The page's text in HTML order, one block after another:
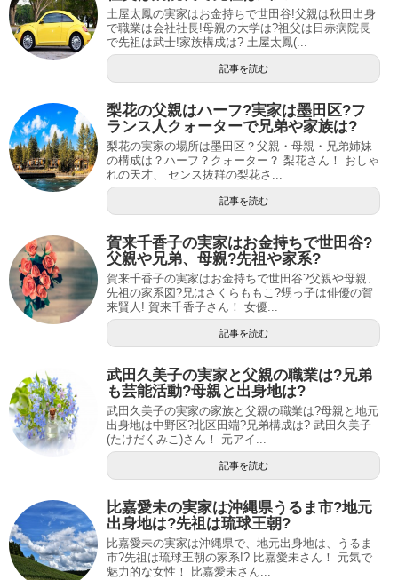
土屋太鳳の実家はお金持ちで世田谷!父親は秋田出身
で職業は会社社長!母親の大学は?祖父は日赤病院長
で先祖は武士!家族構成は? 土屋太鳳(...
記事を読む
梨花の父親はハーフ?実家は墨田区?フ
ランス人クォーターで兄弟や家族は?
梨花の実家の場所は墨田区？父親・母親・兄弟姉妹
の構成は？ハーフ？クォーター？ 梨花さん！ おしゃ
れの天才、 センス抜群の梨花さ...
記事を読む
賀来千香子の実家はお金持ちで世田谷?
父親や兄弟、母親?先祖や家系?
賀来千香子の実家はお金持ちで世田谷?父親や母親、
先祖の家系図?兄はさくらももこ?甥っ子は俳優の賀
来賢人! 賀来千香子さん！ 女優...
記事を読む
武田久美子の実家と父親の職業は?兄弟
も芸能活動?母親と出身地は?
武田久美子の実家の家族と父親の職業は?母親と地元
出身地は中野区?北区田端?兄弟構成は? 武田久美子
(たけだくみこ)さん！ 元アイ...
記事を読む
比嘉愛未の実家は沖縄県うるま市?地元
出身地は?先祖は琉球王朝?
比嘉愛未の実家は沖縄県で、地元出身地は、うるま
市?先祖は琉球王朝の家系!? 比嘉愛未さん！ 元気で
魅力的な女性！ 比嘉愛未さん...